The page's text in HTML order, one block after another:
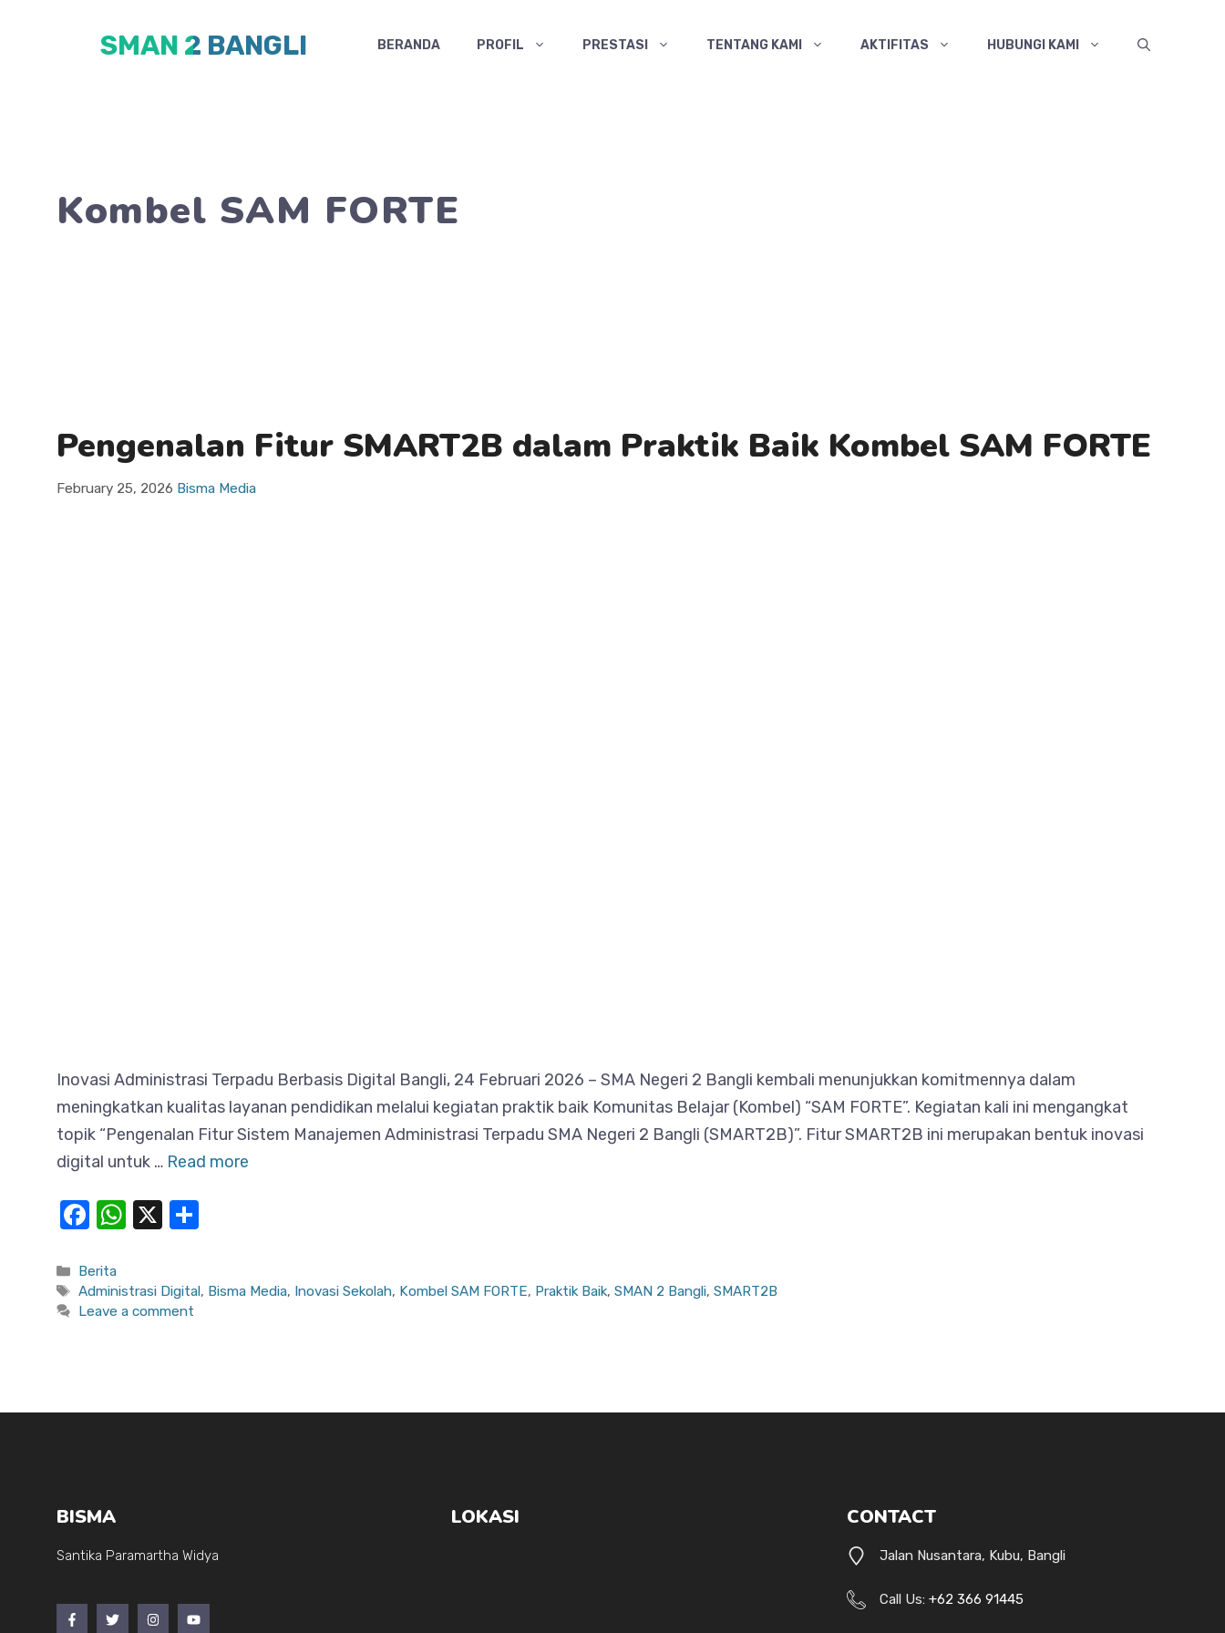
SMAN 2 BANGLI BERANDA PROFIL PRESTASI TENTANG KAMI AKTIFITAS HUBUNGI KAMI
Kombel SAM FORTE
Pengenalan Fitur SMART2B dalam Praktik Baik Kombel SAM FORTE
February 25, 2026 Bisma Media
Inovasi Administrasi Terpadu Berbasis Digital Bangli, 24 Februari 2026 – SMA Negeri 2 Bangli kembali menunjukkan komitmennya dalam
meningkatkan kualitas layanan pendidikan melalui kegiatan praktik baik Komunitas Belajar (Kombel) “SAM FORTE”. Kegiatan kali ini mengangkat
topik “Pengenalan Fitur Sistem Manajemen Administrasi Terpadu SMA Negeri 2 Bangli (SMART2B)”. Fitur SMART2B ini merupakan bentuk inovasi
digital untuk … Read more
F
c
e
k
W
s
X
e
Categories
Berita
Tags
Administrasi Digital , Bisma Media, Inovasi Sekolah, Kombel SAM FORTE, Praktik Baik,SMAN 2 Bangli,SMART2B
Leave a comment
BISMA
Santika Paramartha Widya
LOKASI CONTACT
Jalan Nusantara, Kubu, Bangli
Call Us: +62 366 91445